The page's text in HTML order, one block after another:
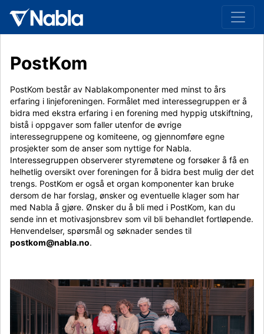
PostKom
PostKom består av Nablakomponenter med minst to års
erfaring i linjeforeningen. Formålet med interessegruppen er å
bidra med ekstra erfaring i en forening med hyppig utskiftning,
bistå i oppgaver som faller utenfor de øvrige
interessegruppene og komiteene, og gjennomføre egne
prosjekter som de anser som nyttige for Nabla.
Interessegruppen observerer styremøtene og forsøker å få en
helhetlig oversikt over foreningen for å bidra best mulig der det
trengs. PostKom er også et organ komponenter kan bruke
dersom de har forslag, ønsker og eventuelle klager som har
med Nabla å gjøre. Ønsker du å bli med i PostKom, kan du
sende inn et motivasjonsbrev som vil bli behandlet fortløpende.
Henvendelser, spørsmål og søknader sendes til
postkom@nabla.no.